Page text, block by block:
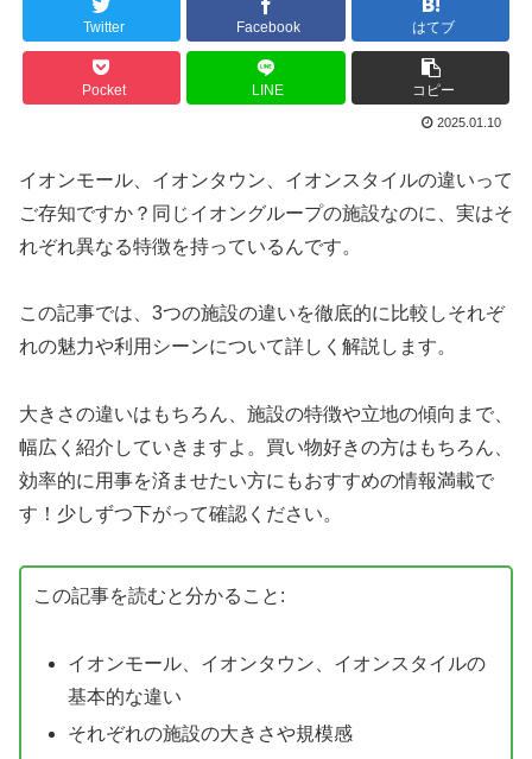
Twitter Facebook はてブ
Pocket LINE コピー
2025.01.10
イオンモール、イオンタウン、イオンスタイルの違いって
ご存知ですか？同じイオングループの施設なのに、実はそ
れぞれ異なる特徴を持っているんです。
この記事では、3つの施設の違いを徹底的に比較しそれぞ
れの魅力や利用シーンについて詳しく解説します。
大きさの違いはもちろん、施設の特徴や立地の傾向まで、
幅広く紹介していきますよ。買い物好きの方はもちろん、
効率的に用事を済ませたい方にもおすすめの情報満載で
す！少しずつ下がって確認ください。
この記事を読むと分かること:
イオンモール、イオンタウン、イオンスタイルの
基本的な違い
それぞれの施設の大きさや規模感